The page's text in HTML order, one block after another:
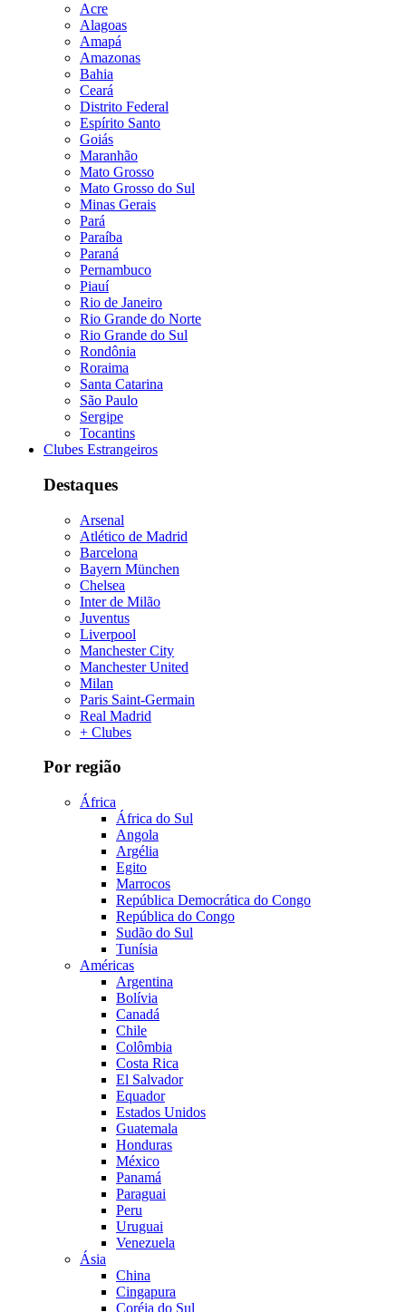
Acre
Alagoas
Amapá
Amazonas
Bahia
Ceará
Distrito Federal
Espírito Santo
Goiás
Maranhão
Mato Grosso
Mato Grosso do Sul
Minas Gerais
Pará
Paraíba
Paraná
Pernambuco
Piauí
Rio de Janeiro
Rio Grande do Norte
Rio Grande do Sul
Rondônia
Roraima
Santa Catarina
São Paulo
Sergipe
Tocantins
Clubes Estrangeiros
Destaques
Arsenal
Atlético de Madrid
Barcelona
Bayern München
Chelsea
Inter de Milão
Juventus
Liverpool
Manchester City
Manchester United
Milan
Paris Saint-Germain
Real Madrid
+ Clubes
Por região
África
África do Sul
Angola
Argélia
Egito
Marrocos
República Democrática do Congo
República do Congo
Sudão do Sul
Tunísia
Américas
Argentina
Bolívia
Canadá
Chile
Colômbia
Costa Rica
El Salvador
Equador
Estados Unidos
Guatemala
Honduras
México
Panamá
Paraguai
Peru
Uruguai
Venezuela
Ásia
China
Cingapura
Coréia do Sul